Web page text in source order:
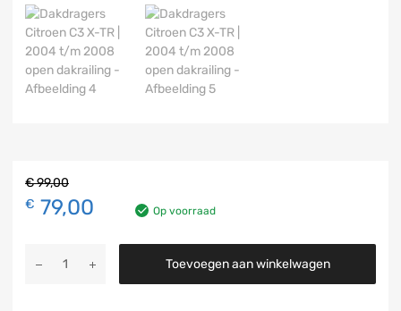
€99,00
€ 79,00 Op voorraad
Toevoegen aan winkelwagen